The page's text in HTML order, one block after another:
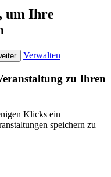
um Ihre
Verwalten
zu Ihren
Klicks ein
speichern zu